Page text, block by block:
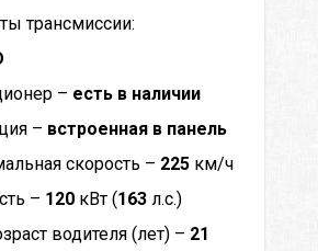
трансмиссии:
– есть в наличии
– встроенная в панель
скорость – 225 км/ч
– 120 кВт (163 л.с.)
водителя (лет) – 21